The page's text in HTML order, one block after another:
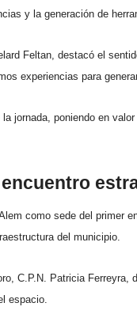
y la generación de
Feltan, destacó el
experiencias para
jornada, poniendo en
como sede del primer
del municipio.
C.P.N. Patricia
espacio.